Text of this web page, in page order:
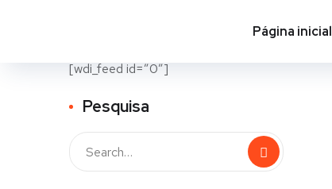
Página inicial
[wdi_feed id=”0″]
Pesquisa